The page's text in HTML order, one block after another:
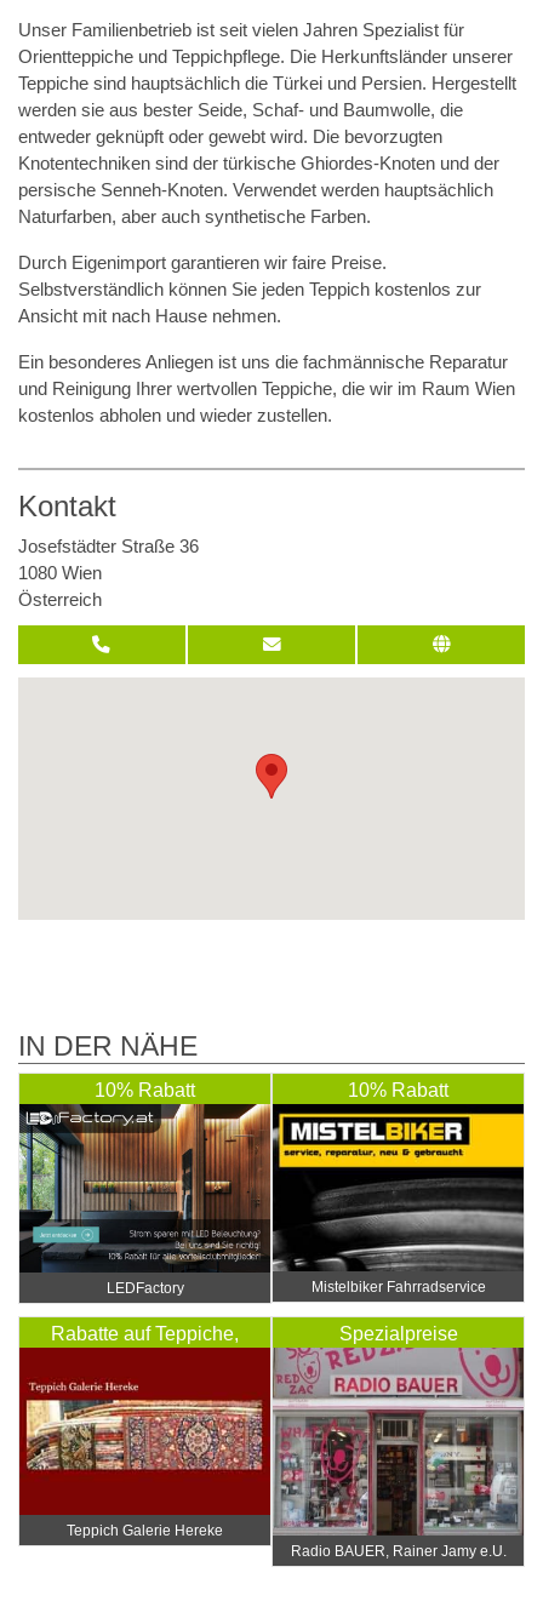
Unser Familienbetrieb ist seit vielen Jahren Spezialist für
Orientteppiche und Teppichpflege. Die Herkunftsländer unserer
Teppiche sind hauptsächlich die Türkei und Persien. Hergestellt
werden sie aus bester Seide, Schaf- und Baumwolle, die
entweder geknüpft oder gewebt wird. Die bevorzugten
Knotentechniken sind der türkische Ghiordes-Knoten und der
persische Senneh-Knoten. Verwendet werden hauptsächlich
Naturfarben, aber auch synthetische Farben.
Durch Eigenimport garantieren wir faire Preise.
Selbstverständlich können Sie jeden Teppich kostenlos zur
Ansicht mit nach Hause nehmen.
Ein besonderes Anliegen ist uns die fachmännische Reparatur
und Reinigung Ihrer wertvollen Teppiche, die wir im Raum Wien
kostenlos abholen und wieder zustellen.
Kontakt
Josefstädter Straße 36
1080 Wien
Österreich
IN DER NÄHE
10% Rabatt
LEDFactory
10% Rabatt
Mistelbiker Fahrradservice
Rabatte auf Teppiche,
…
Teppich Galerie Hereke
Spezialpreise
Radio BAUER, Rainer Jamy e.U.